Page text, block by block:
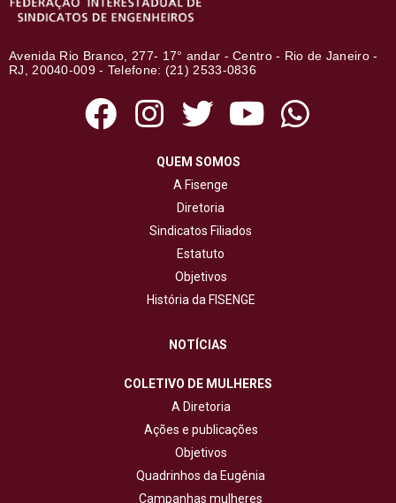
Avenida Rio Branco, 277- 17° andar - Centro - Rio de Janeiro -
RJ, 20040-009 - Telefone: (21) 2533-0836
QUEM SOMOS
A Fisenge
Diretoria
Sindicatos Filiados
Estatuto
Objetivos
História da FISENGE
NOTÍCIAS
COLETIVO DE MULHERES
A Diretoria
Ações e publicações
Objetivos
Quadrinhos da Eugênia
Campanhas mulheres